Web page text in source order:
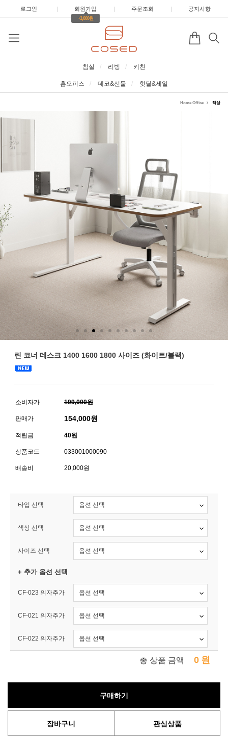
로그인 | 회원가입 |
+3,000원
주문조회 | 공지사항
침실 리빙 키친
홈오피스 데코&선물 핫딜&세일
Home Office 책상
린 코너 데스크 1400 1600 1800 사이즈 (화이트/블랙)
소비자가 199,000원
판매가 154,000원
적립금 40원
상품코드 033001000090
배송비 20,000원
타입 선택
색상 선택
사이즈 선택
+ 추가 옵션 선택
CF-023 의자추가
CF-021 의자추가
CF-022 의자추가
총 상품 금액 0 원
구매하기
장바구니 관심상품